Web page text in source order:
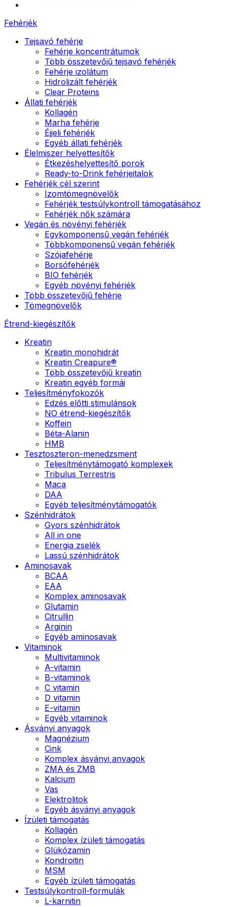
Fehérjék
Tejsavó fehérje
Fehérje koncentrátumok
Több összetevőjű tejsavó fehérjék
Fehérje izolátum
Hidrolizált fehérjék
Clear Proteins
Állati fehérjék
Kollagén
Marha fehérje
Éjjeli fehérjék
Egyéb állati fehérjék
Élelmiszer helyettesítők
Étkezéshelyettesítő porok
Ready-to-Drink fehérjeitalok
Fehérjék cél szerint
Izomtömegnövelők
Fehérjék testsúlykontroll támogatásához
Fehérjék nők számára
Vegán és növényi fehérjék
Egykomponensű vegán fehérjék
Többkomponensű vegán fehérjék
Szójafehérje
Borsófehérjék
BIO fehérjék
Egyéb növényi fehérjék
Több összetevőjű fehérje
Tömegnövelők
Étrend-kiegészítők
Kreatin
Kreatin monohidrát
Kreatin Creapure®
Több összetevőjű kreatin
Kreatin egyéb formái
Teljesítményfokozók
Edzés előtti stimulánsok
NO étrend-kiegészítők
Koffein
Béta-Alanin
HMB
Tesztoszteron-menedzsment
Teljesítménytámogató komplexek
Tribulus Terrestris
Maca
DAA
Egyéb teljesítménytámogatók
Szénhidrátok
Gyors szénhidrátok
All in one
Energia zselék
Lassú szénhidrátok
Aminosavak
BCAA
EAA
Komplex aminosavak
Glutamin
Citrullin
Arginin
Egyéb aminosavak
Vitaminok
Multivitaminok
A-vitamin
B-vitaminok
C vitamin
D vitamin
E-vitamin
Egyéb vitaminok
Ásványi anyagok
Magnézium
Cink
Komplex ásványi anyagok
ZMA és ZMB
Kalcium
Vas
Elektrolitok
Egyéb ásványi anyagok
Ízületi támogatás
Kollagén
Komplex ízületi támogatás
Glükózamin
Kondroitin
MSM
Egyéb ízületi támogatás
Testsúlykontroll-formulák
L-karnitin